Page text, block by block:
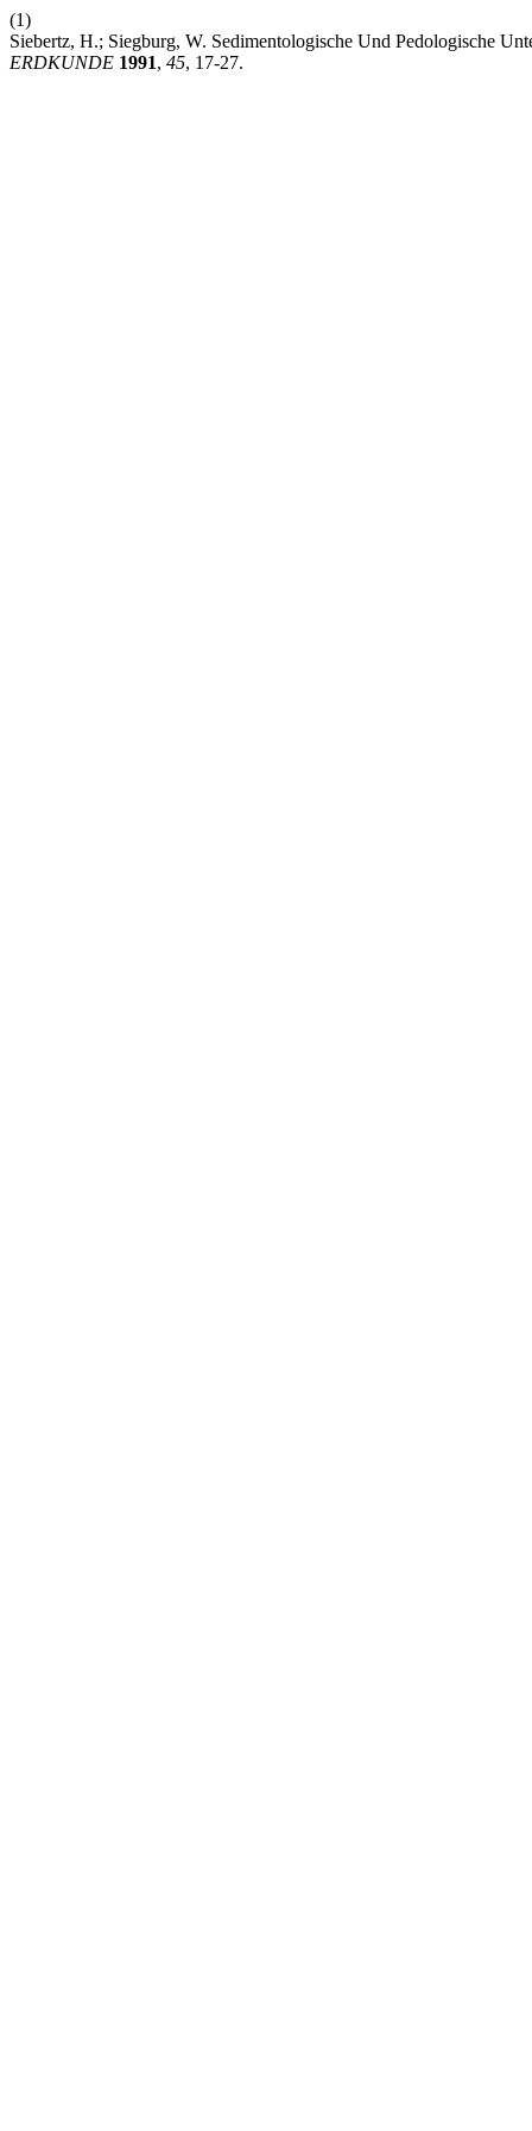
(1)
Siebertz, H.; Siegburg, W. Sedimentologische Und Pedologische
ERDKUNDE 1991, 45, 17-27.